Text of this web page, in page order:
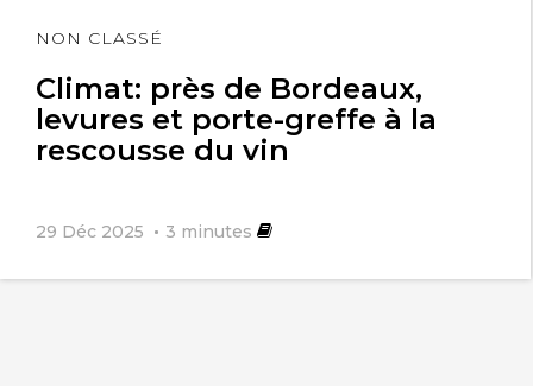
NON CLASSÉ
Climat: près de Bordeaux,
levures et porte-greffe à la
rescousse du vin
29 Déc 2025 3 minutes
Lire